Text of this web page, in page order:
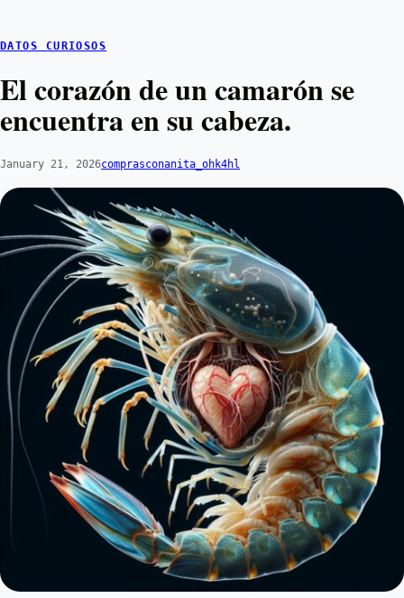
DATOS CURIOSOS
El corazón de un camarón se
encuentra en su cabeza.
January 21, 2026comprasconanita_ohk4hl